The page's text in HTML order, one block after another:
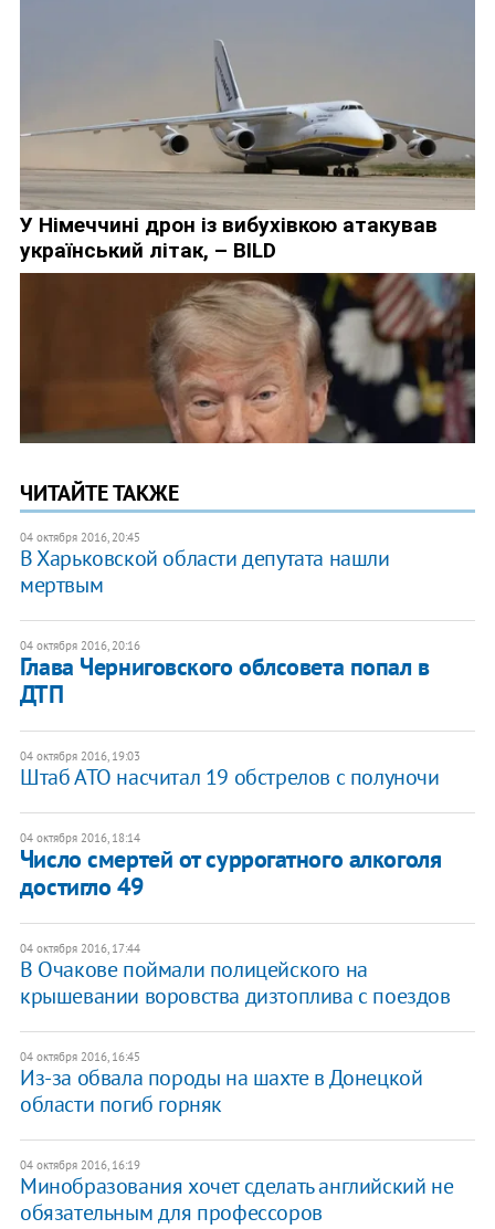
ЧИТАЙТЕ ТАКЖЕ
04 октября 2016, 20:45
В Харьковской области депутата нашли
мертвым
04 октября 2016, 20:16
Глава Черниговского облсовета попал в
ДТП
04 октября 2016, 19:03
Штаб АТО насчитал 19 обстрелов с полуночи
04 октября 2016, 18:14
Число смертей от суррогатного алкоголя
достигло 49
04 октября 2016, 17:44
В Очакове поймали полицейского на
крышевании воровства дизтоплива с поездов
04 октября 2016, 16:45
Из-за обвала породы на шахте в Донецкой
области погиб горняк
04 октября 2016, 16:19
Минобразования хочет сделать английский не
обязательным для профессоров